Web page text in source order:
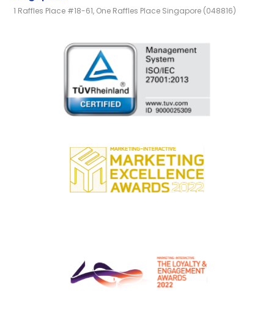
1 Raffles Place #18-61, One Raffles Place Singapore (048816)